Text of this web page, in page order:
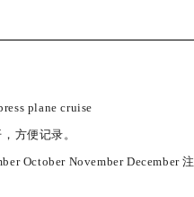
plane cruise
方便记录。
October November December